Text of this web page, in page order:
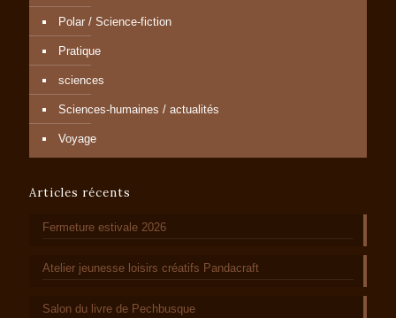
Polar / Science-fiction
Pratique
sciences
Sciences-humaines / actualités
Voyage
Articles récents
Fermeture estivale 2026
Atelier jeunesse loisirs créatifs Pandacraft
Salon du livre de Pechbusque